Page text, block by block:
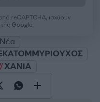
reCAPTCHA, ισχύουν
της Google.
ΧΑΝΙΑ